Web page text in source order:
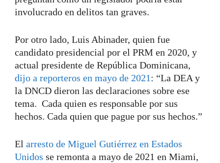
involucrado en delitos tan graves.
Por otro lado, Luis Abinader, quien fue
candidato presidencial por el PRM en 2020, y
actual presidente de República Dominicana,
dijo a reporteros en mayo de 2021: “La DEA y
la DNCD dieron las declaraciones sobre ese
tema. Cada quien es responsable por sus
hechos. Cada quien que pague por sus hechos.”
El arresto de Miguel Gutiérrez en Estados
Unidos se remonta a mayo de 2021 en Miami,